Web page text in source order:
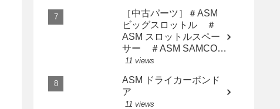
［中古パーツ］＃ASM
ビッグスロットル ＃
ASM スロットルスペー
サー ＃ASM SAMCO
インテークホース AP2
11 views
ASM ドライカーボンド
ア
11 views